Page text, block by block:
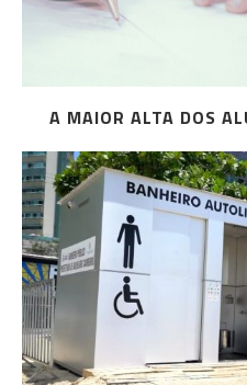
A MAIOR ALTA DOS